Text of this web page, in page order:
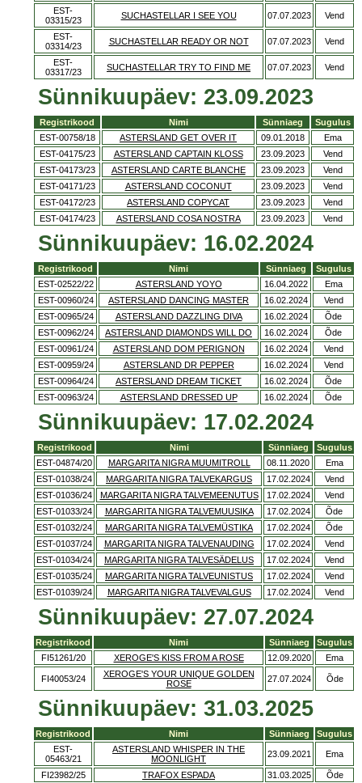
EST-
03315/23
SUCHASTELLAR I SEE YOU 07.07.2023 Vend
EST-
03314/23
SUCHASTELLAR READY OR NOT 07.07.2023 Vend
EST-
03317/23
SUCHASTELLAR TRY TO FIND ME 07.07.2023 Vend
Sünnikuupäev: 23.09.2023
Registrikood Nimi Sünniaeg
Sugulus
EST-00758/18
ASTERSLAND GET OVER IT 09.01.2018
Ema
EST-04175/23
ASTERSLAND CAPTAIN KLOSS 23.09.2023
Vend
EST-04173/23
ASTERSLAND CARTE BLANCHE 23.09.2023
Vend
EST-04171/23
ASTERSLAND COCONUT 23.09.2023
Vend
EST-04172/23
ASTERSLAND COPYCAT 23.09.2023
Vend
EST-04174/23
ASTERSLAND COSA NOSTRA 23.09.2023 Vend
Sünnikuupäev: 16.02.2024
Registrikood Nimi Sünniaeg
Sugulus
EST-02522/22
ASTERSLAND YOYO 16.04.2022
Ema
EST-00960/24
ASTERSLAND DANCING MASTER 16.02.2024
Vend
EST-00965/24
ASTERSLAND DAZZLING DIVA 16.02.2024
Õde
EST-00962/24
ASTERSLAND DIAMONDS WILL DO 16.02.2024
Õde
EST-00961/24
ASTERSLAND DOM PERIGNON 16.02.2024
Vend
EST-00959/24
ASTERSLAND DR PEPPER 16.02.2024
Vend
EST-00964/24
ASTERSLAND DREAM TICKET 16.02.2024
Õde
EST-00963/24
ASTERSLAND DRESSED UP 16.02.2024 Õde
Sünnikuupäev: 17.02.2024
Registrikood Nimi Sünniaeg
Sugulus
EST-04874/20
MARGARITA NIGRA MUUMITROLL 08.11.2020
Ema
EST-01038/24
MARGARITA NIGRA TALVEKARGUS 17.02.2024
Vend
EST-01036/24
MARGARITA NIGRA TALVEMEENUTUS 17.02.2024
Vend
EST-01033/24
MARGARITA NIGRA TALVEMUUSIKA 17.02.2024
Õde
EST-01032/24
MARGARITA NIGRA TALVEMÜSTIKA 17.02.2024
Õde
EST-01037/24
MARGARITA NIGRA TALVENAUDING 17.02.2024
Vend
EST-01034/24
MARGARITA NIGRA TALVESÄDELUS 17.02.2024
Vend
EST-01035/24
MARGARITA NIGRA TALVEUNISTUS 17.02.2024
Vend
EST-01039/24
MARGARITA NIGRA TALVEVALGUS 17.02.2024 Vend
Sünnikuupäev: 27.07.2024
Registrikood Nimi Sünniaeg
Sugulus
FI51261/20
XEROGE'S KISS FROM A ROSE 12.09.2020 Ema
FI40053/24
XEROGE'S YOUR UNIQUE GOLDEN
ROSE
27.07.2024 Õde
Sünnikuupäev: 31.03.2025
Registrikood Nimi Sünniaeg
Sugulus
EST-
05463/21
ASTERSLAND WHISPER IN THE
MOONLIGHT
23.09.2021 Ema
FI23982/25 TRAFOX ESPADA 31.03.2025 Õde